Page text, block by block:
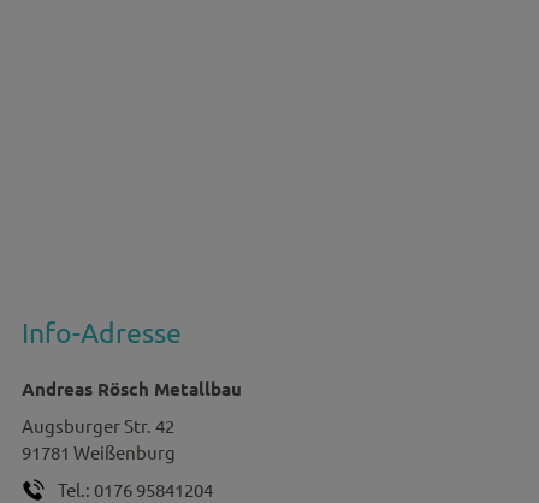
Info-Adresse
Andreas Rösch Metallbau
Augsburger Str. 42
91781 Weißenburg
Tel.: 0176 95841204